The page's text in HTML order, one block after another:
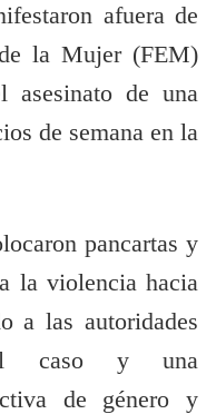
afuera de
la Mujer (FEM)
de una
de semana en la
pancartas y
la violencia hacia
a las autoridades
caso y una
de género y